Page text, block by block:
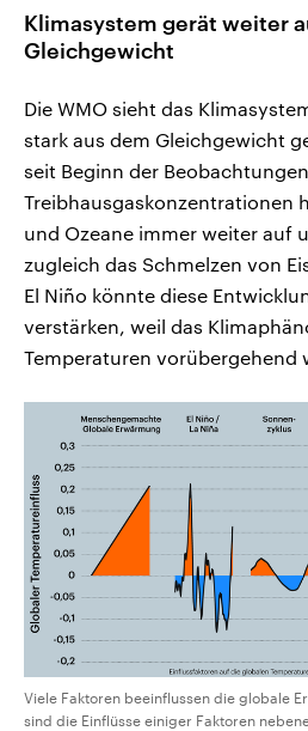
Klimasystem gerät weiter
Gleichgewicht
Die WMO sieht das
stark aus dem Gleichgewicht
seit Beginn der
Treibhausgaskonzentrationen
und Ozeane immer weiter auf
zugleich das Schmelzen von
El Niño könnte diese
verstärken, weil das
Temperaturen vorübergehend
Viele Faktoren beeinflussen die globale
sind die Einflüsse einiger Faktoren